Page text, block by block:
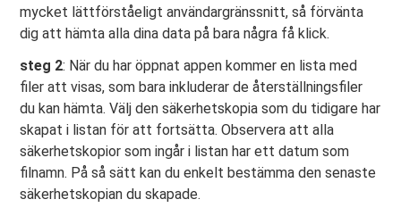
mycket lättförståeligt användargränssnitt, så förvänta
dig att hämta alla dina data på bara några få klick.
steg 2: När du har öppnat appen kommer en lista med
filer att visas, som bara inkluderar de återställningsfiler
du kan hämta. Välj den säkerhetskopia som du tidigare har
skapat i listan för att fortsätta. Observera att alla
säkerhetskopior som ingår i listan har ett datum som
filnamn. På så sätt kan du enkelt bestämma den senaste
säkerhetskopian du skapade.